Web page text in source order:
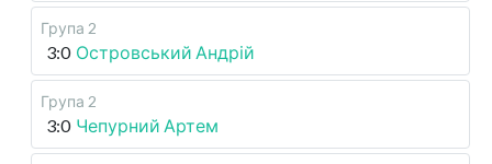
Група 2
3:0 Островський Андрій
Група 2
3:0 Чепурний Артем